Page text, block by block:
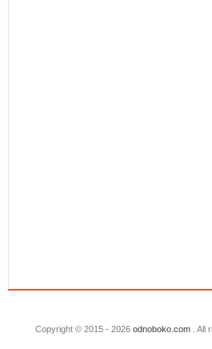
Copyright © 2015 - 2026 odnoboko.com. All